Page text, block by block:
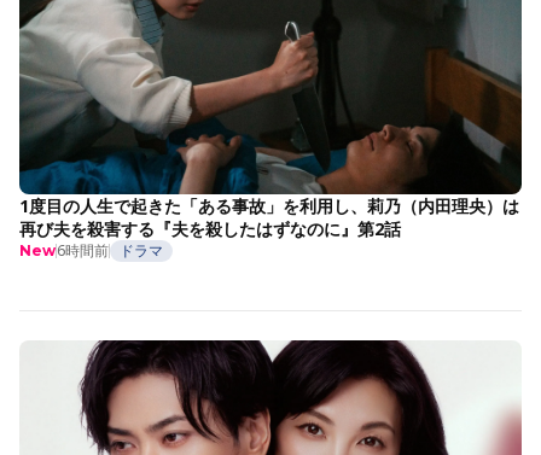
1度目の人生で起きた「ある事故」を利用し、莉乃（内田理央）は
再び夫を殺害する『夫を殺したはずなのに』第2話
New6時間前 ドラマ